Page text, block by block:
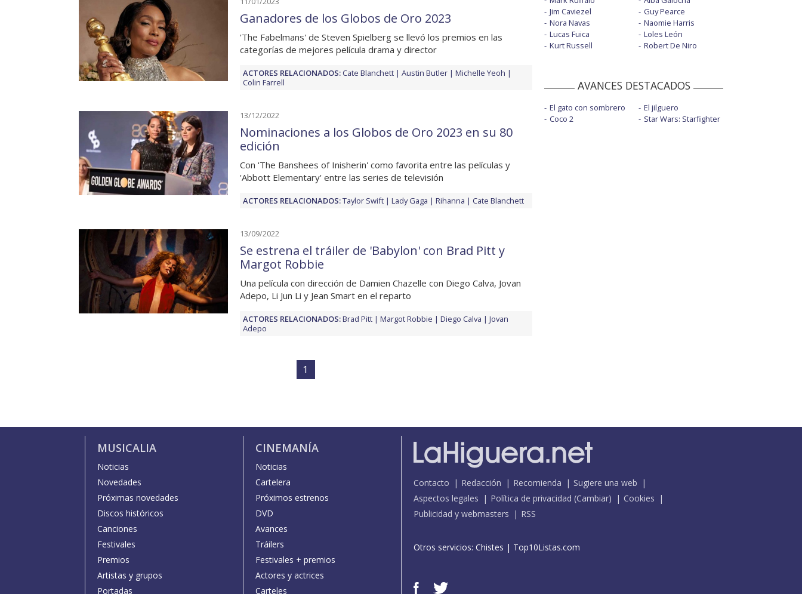
Ganadores de los Globos de Oro 2023
'The Fabelmans' de Steven Spielberg se llevó los premios en las
categorías de mejores película drama y director
ACTORES RELACIONADOS:Cate Blanchett Austin Butler
Michelle Yeoh
Colin Farrell
13/12/2022
Nominaciones a los Globos de Oro 2023 en su 80
edición
Con 'The Banshees of Inisherin' como favorita entre las películas y
'Abbott Elementary' entre las series de televisión
ACTORES RELACIONADOS:Taylor Swift Lady Gaga Rihanna Cate Blanchett
13/09/2022
Se estrena el tráiler de 'Babylon' con Brad Pitt y
Margot Robbie
Una película con dirección de Damien Chazelle con Diego Calva, Jovan
Adepo, Li Jun Li y Jean Smart en el reparto
ACTORES RELACIONADOS:Brad Pitt Margot Robbie Diego Calva
Jovan
Adepo
1
Jim Caviezel
Nora Navas
Lucas Fuica
Kurt Russell
Guy Pearce
Naomie Harris
Loles León
Robert De Niro
AVANCES DESTACADOS
El gato con sombrero
Coco 2
El jilguero
Star Wars: Starfighter
MUSICALIA
Noticias
Novedades
Próximas novedades
Discos históricos
Canciones
Festivales
Premios
Artistas y grupos
Portadas
CINEMANÍA
Noticias
Cartelera
Próximos estrenos
DVD
Avances
Tráilers
Festivales + premios
Actores y actrices
Carteles
Contacto Redacción Recomienda
Sugiere una web
Aspectos legales
Política de privacidad (Cambiar)
Cookies
Publicidad y webmasters
RSS
Otros servicios: Chistes | Top10Listas.com